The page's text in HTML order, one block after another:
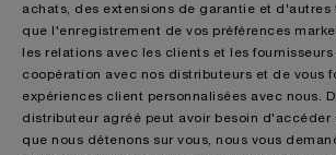
achats, des extensions de garantie et d'autres
que l'enregistrement de vos préférences
les relations avec les clients et les
coopération avec nos distributeurs et de vous
expériences client personnalisées avec nous.
distributeur agréé peut avoir besoin d'accéder
que nous détenons sur vous, nous vous